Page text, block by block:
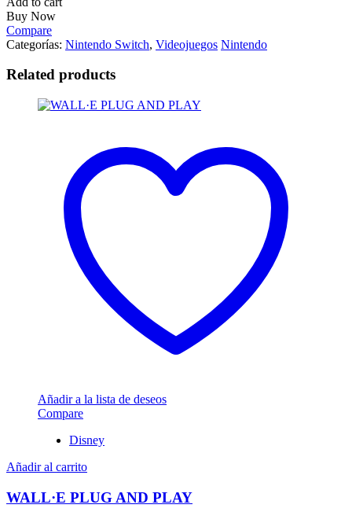
Buy Now
Compare
Categorías: Nintendo Switch, Videojuegos Nintendo
Related products
Añadir a la lista de deseos
Compare
Disney
Añadir al carrito
WALL·E PLUG AND PLAY